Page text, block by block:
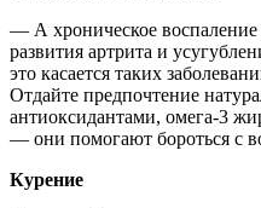
— А хроническое
развития артрита и
это касается таких
Отдайте предпочтение
антиоксидантами, омега-3
— они помогают бороться с
Курение